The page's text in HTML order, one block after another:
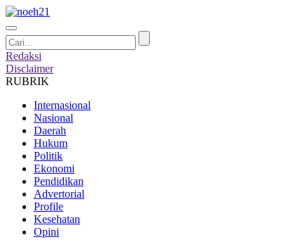
Redaksi
Disclaimer
RUBRIK
Internasional
Nasional
Daerah
Hukum
Politik
Ekonomi
Pendidikan
Advertorial
Profile
Kesehatan
Opini